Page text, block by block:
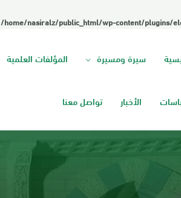
/home/nasiralz/public_html/wp-content/plugins/
سيرة ومسيرة المؤلفات العلمية
الأخبار تواصل معنا